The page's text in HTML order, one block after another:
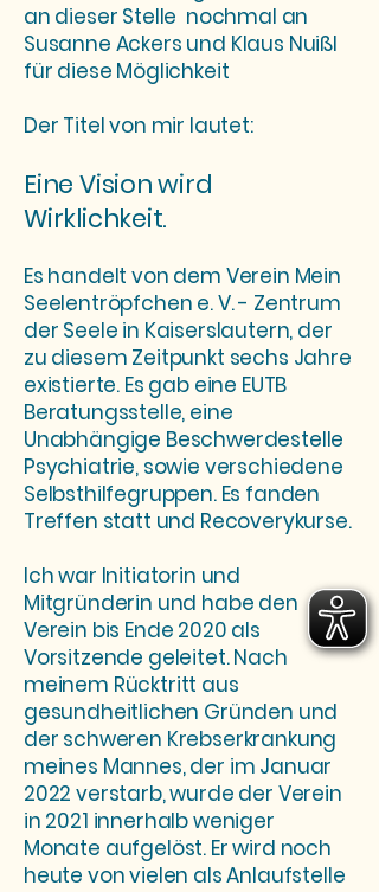
an dieser Stelle nochmal an
Susanne Ackers und Klaus Nuißl
für diese Möglichkeit
Der Titel von mir lautet:
Eine Vision wird
Wirklichkeit.
Es handelt von dem Verein Mein
Seelentröpfchen e. V. - Zentrum
der Seele in Kaiserslautern, der
zu diesem Zeitpunkt sechs Jahre
existierte. Es gab eine EUTB
Beratungsstelle, eine
Unabhängige Beschwerdestelle
Psychiatrie, sowie verschiedene
Selbsthilfegruppen. Es fanden
Treffen statt und Recoverykurse.
Ich war Initiatorin und
Mitgründerin und habe den
Verein bis Ende 2020 als
Vorsitzende geleitet. Nach
meinem Rücktritt aus
gesundheitlichen Gründen und
der schweren Krebserkrankung
meines Mannes, der im Januar
2022 verstarb, wurde der Verein
in 2021 innerhalb weniger
Monate aufgelöst. Er wird noch
heute von vielen als Anlaufstelle